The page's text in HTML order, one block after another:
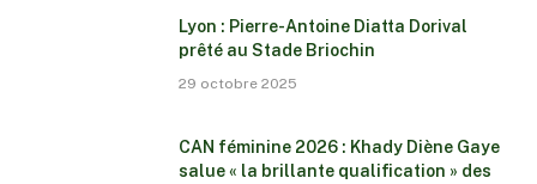
Lyon : Pierre-Antoine Diatta Dorival
prêté au Stade Briochin
29 octobre 2025
CAN féminine 2026 : Khady Diène Gaye
salue « la brillante qualification » des